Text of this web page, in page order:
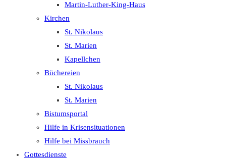
Martin-Luther-King-Haus
Kirchen
St. Nikolaus
St. Marien
Kapellchen
Büchereien
St. Nikolaus
St. Marien
Bistumsportal
Hilfe in Krisensituationen
Hilfe bei Missbrauch
Gottesdienste